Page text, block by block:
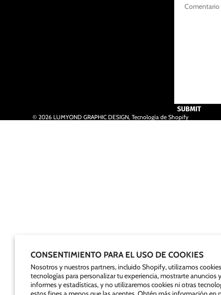
CONSENTIMIENTO PARA EL USO DE COOKIES
Nosotros y nuestros partners, incluido Shopify, utilizamos
tecnologías para personalizar tu experiencia, mostrarte anuncios
informes y estadísticas, y no utilizaremos cookies ni otras
SUBMIT
© 2026 LUMYOND GRAPHIC DESIGN, Tecnología de Shopify